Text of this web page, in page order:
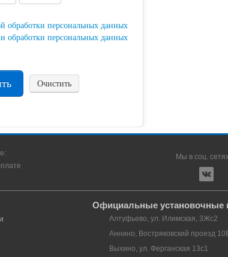
обработки персональных данных
обработки персональных данных
Очистить
Мы в соц.
Официальные установочные
Алтуфьево, ул. Илимская, 3Жс2
Аннино, Востряковский проезд
Выхино, ул. Ферганская 13с1